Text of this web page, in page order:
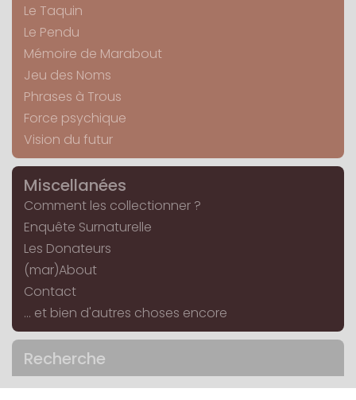
Le Taquin
Le Pendu
Mémoire de Marabout
Jeu des Noms
Phrases à Trous
Force psychique
Vision du futur
Miscellanées
Comment les collectionner ?
Enquête Surnaturelle
Les Donateurs
(mar)About
Contact
... et bien d'autres choses encore
Recherche